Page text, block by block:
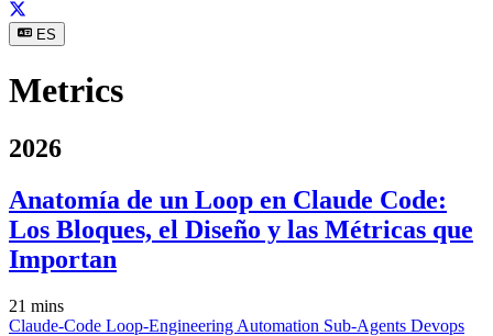
ES
Metrics
2026
Anatomía de un Loop en Claude Code:
Los Bloques, el Diseño y las Métricas que
Importan
21 mins
Claude-Code Loop-Engineering Automation Sub-Agents Devops